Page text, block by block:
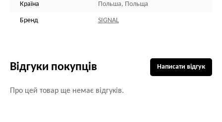
Країна Польша, Польща
Бренд SIGNAL
Відгуки покупців
Про цей товар ще немає відгуків.
Написати відгук